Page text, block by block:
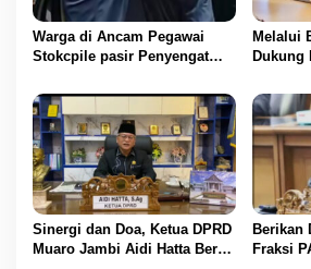
Warga di Ancam Pegawai
Stokcpile pasir Penyengat
Melalui
Dukung
UMKM
Sinergi dan Doa, Ketua DPRD
Muaro Jambi Aidi Hatta Beri
Berikan
Fraksi